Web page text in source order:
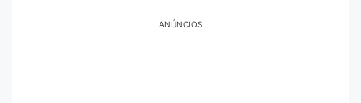
ANÚNCIOS